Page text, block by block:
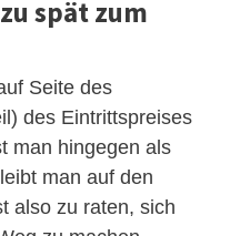
spät zum
Seite des
des Eintrittspreises
man hingegen als
man auf den
also zu raten, sich